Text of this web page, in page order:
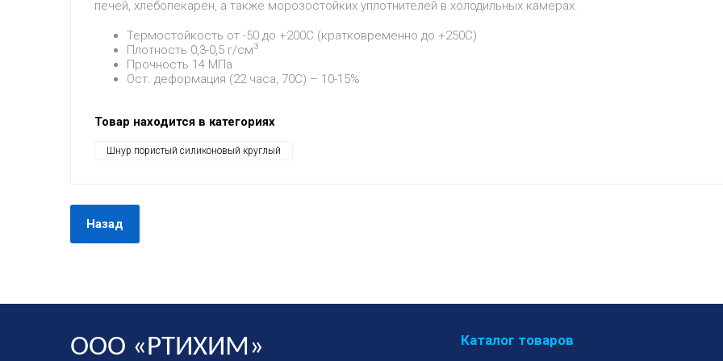
печей, хлебопекарен, а также морозостойких уплотнителей в холодильных камерах.
Термостойкость от -50 до +200С (кратковременно до +250С)
Плотность 0,3-0,5 г/см3
Прочность 14 МПа
Ост. деформация (22 часа, 70С) – 10-15%
Товар находится в категориях
Шнур пористый силиконовый круглый
Назад
ООО «РТИХИМ» Каталог товаров